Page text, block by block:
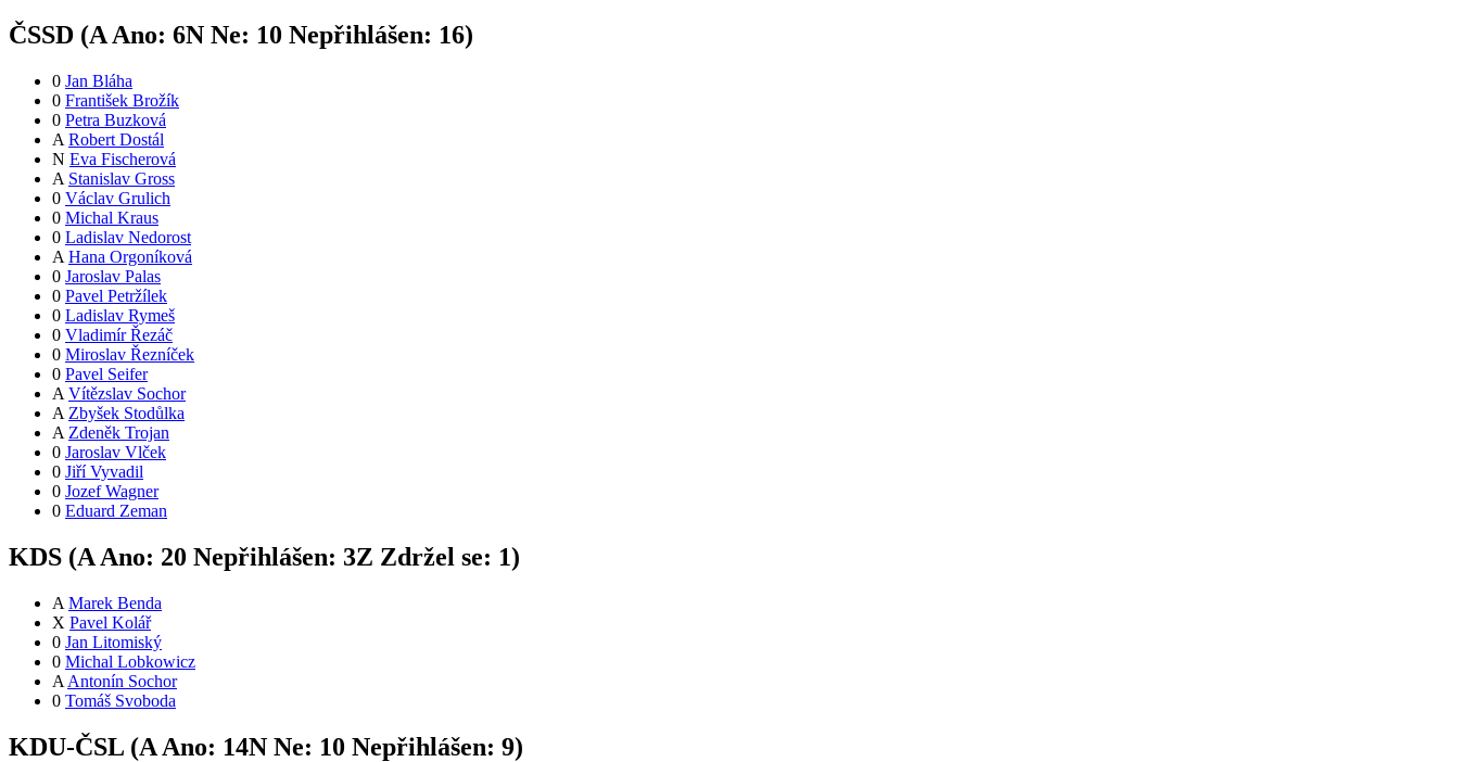
ČSSD (AAno: 6N Ne: 10 Nepřihlášen: 16)
0 Jan Bláha
0 František Brožík
0 Petra Buzková
A Robert Dostál
N Eva Fischerová
A Stanislav Gross
0 Václav Grulich
0 Michal Kraus
0 Ladislav Nedorost
A Hana Orgoníková
0 Jaroslav Palas
0 Pavel Petržílek
0 Ladislav Rymeš
0 Vladimír Řezáč
0 Miroslav Řezníček
0 Pavel Seifer
A Vítězslav Sochor
A Zbyšek Stodůlka
A Zdeněk Trojan
0 Jaroslav Vlček
0 Jiří Vyvadil
0 Jozef Wagner
0 Eduard Zeman
KDS (A Ano: 20 Nepřihlášen: 3Z Zdržel se: 1)
A Marek Benda
X Pavel Kolář
0 Jan Litomiský
0 Michal Lobkowicz
A Antonín Sochor
0 Tomáš Svoboda
KDU-ČSL (A Ano: 14N Ne: 10 Nepřihlášen: 9)